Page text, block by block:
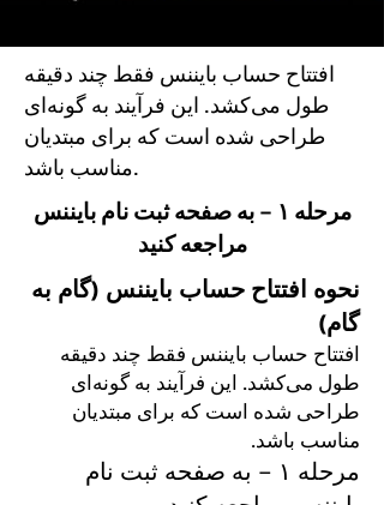
افتتاح حساب بایننس فقط چند دقیقه
طول می‌کشد. این فرآیند به گونه‌ای
طراحی شده است که برای مبتدیان
مناسب باشد.
مرحله ۱ – به صفحه ثبت نام بایننس
مراجعه کنید
نحوه افتتاح حساب بایننس (گام به
گام)
افتتاح حساب بایننس فقط چند دقیقه
طول می‌کشد. این فرآیند به گونه‌ای
طراحی شده است که برای مبتدیان
مناسب باشد.
مرحله ۱ – به صفحه ثبت نام